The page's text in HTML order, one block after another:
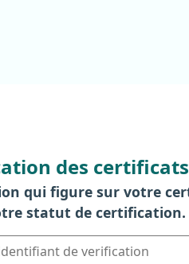
des
qui figure sur votre
statut de certification.